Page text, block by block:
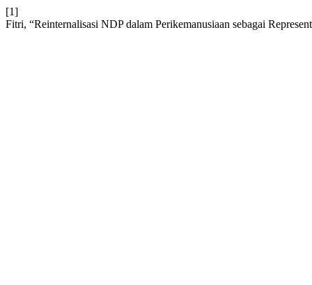
[1]
Fitri, “Reinternalisasi NDP dalam Perikemanusiaan sebagai